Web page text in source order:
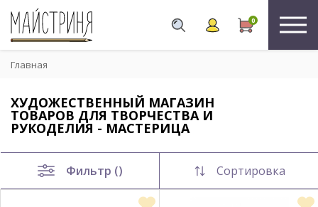
0
Главная
ХУДОЖЕСТВЕННЫЙ МАГАЗИН
ТОВАРОВ ДЛЯ ТВОРЧЕСТВА И
РУКОДЕЛИЯ - МАСТЕРИЦА
Фильтр () Сортировка